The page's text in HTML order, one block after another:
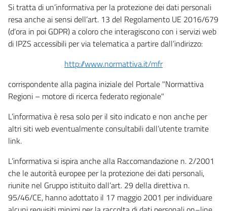
Si tratta di un’informativa per la protezione dei dati personali
resa anche ai sensi dell’art. 13 del Regolamento UE 2016/679
(d’ora in poi GDPR) a coloro che interagiscono con i servizi web
di IPZS accessibili per via telematica a partire dall’indirizzo:
http://www.normattiva.it/mfr
corrispondente alla pagina iniziale del Portale "Normattiva
Regioni – motore di ricerca federato regionale"
L’informativa è resa solo per il sito indicato e non anche per
altri siti web eventualmente consultabili dall’utente tramite
link.
L’informativa si ispira anche alla Raccomandazione n. 2/2001
che le autorità europee per la protezione dei dati personali,
riunite nel Gruppo istituito dall’art. 29 della direttiva n.
95/46/CE, hanno adottato il 17 maggio 2001 per individuare